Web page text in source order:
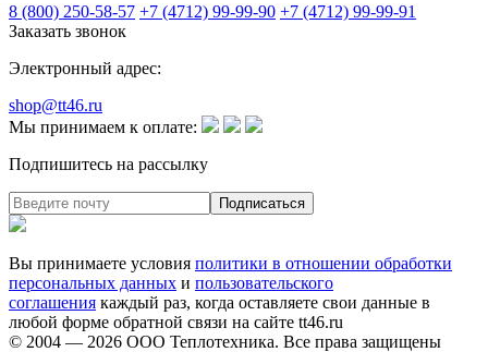
8 (800) 250-58-57 +7 (4712) 99-99-90 +7 (4712) 99-99-91
Заказать звонок
Электронный адрес:
shop@tt46.ru
Мы принимаем к оплате:
Подпишитесь на рассылку
Вы принимаете условия политики в отношении обработки
персональных данных и пользовательского
соглашения каждый раз, когда оставляете свои данные в
любой форме обратной связи на сайте tt46.ru
© 2004 — 2026 ООО Теплотехника. Все права защищены